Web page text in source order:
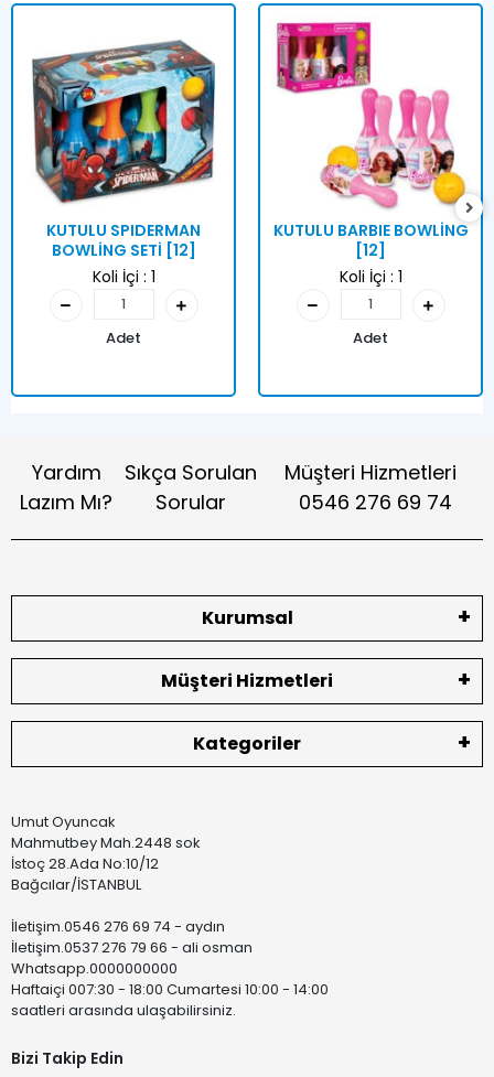
KUTULU SPIDERMAN
BOWLİNG SETİ [12]
Koli İçi : 1
Adet
KUTULU BARBIE BOWLİNG
[12]
Koli İçi : 1
Adet
Yardım
Lazım Mı?
Sıkça Sorulan
Sorular
Müşteri Hizmetleri
0546 276 69 74
Kurumsal
Müşteri Hizmetleri
Kategoriler
Umut Oyuncak
Mahmutbey Mah.2448 sok
İstoç 28.Ada No:10/12
Bağcılar/İSTANBUL
İletişim.0546 276 69 74 - aydın
İletişim.0537 276 79 66 - ali osman
Whatsapp.0000000000
Haftaiçi 007:30 - 18:00 Cumartesi 10:00 - 14:00
saatleri arasında ulaşabilirsiniz.
Bizi Takip Edin